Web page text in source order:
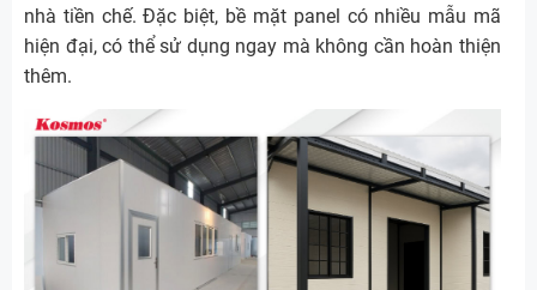
nhà tiền chế. Đặc biệt, bề mặt panel có nhiều mẫu mã
hiện đại, có thể sử dụng ngay mà không cần hoàn thiện
thêm.